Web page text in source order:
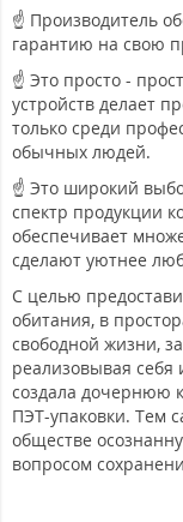
☝ Производитель
гарантию на свою
☝ Это просто -
устройств делает
только среди
обычных людей.
☝ Это широкий
спектр продукции
обеспечивает
сделают уютнее
С целью
обитания, в
свободной жизни,
реализовывая себя
создала дочернюю
ПЭТ-упаковки. Тем
обществе
вопросом